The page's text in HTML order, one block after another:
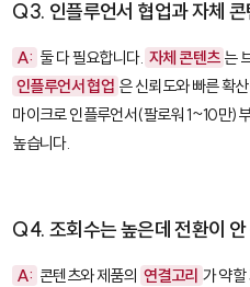
Q3. 인플루언서 협업과 자체
A: 둘 다 필요합니다. 자체 콘텐츠 는
인플루언서 협업 은 신뢰도와 빠른 확
마이크로 인플루언서(팔로워 1~10만)
높습니다.
Q4. 조회수는 높은데 전환이
A: 콘텐츠와 제품의 연결고리 가 약